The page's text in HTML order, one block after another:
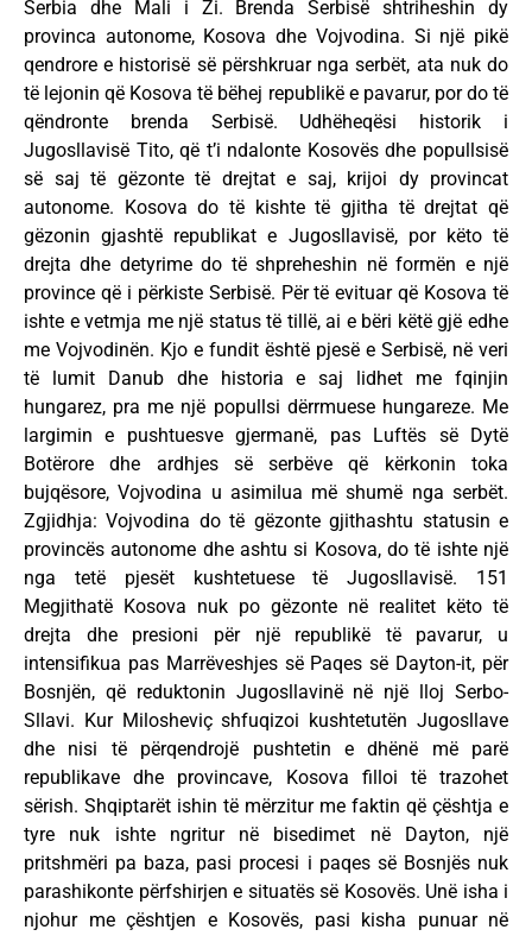
Serbia dhe Mali i Zi. Brenda Serbisë shtriheshin dy
provinca autonome, Kosova dhe Vojvodina. Si një pikë
qendrore e historisë së përshkruar nga serbët, ata nuk do
të lejonin që Kosova të bëhej republikë e pavarur, por do të
qëndronte brenda Serbisë. Udhëheqësi historik i
Jugosllavisë Tito, që t’i ndalonte Kosovës dhe popullsisë
së saj të gëzonte të drejtat e saj, krijoi dy provincat
autonome. Kosova do të kishte të gjitha të drejtat që
gëzonin gjashtë republikat e Jugosllavisë, por këto të
drejta dhe detyrime do të shpreheshin në formën e një
province që i përkiste Serbisë. Për të evituar që Kosova të
ishte e vetmja me një status të tillë, ai e bëri këtë gjë edhe
me Vojvodinën. Kjo e fundit është pjesë e Serbisë, në veri
të lumit Danub dhe historia e saj lidhet me fqinjin
hungarez, pra me një popullsi dërrmuese hungareze. Me
largimin e pushtuesve gjermanë, pas Luftës së Dytë
Botërore dhe ardhjes së serbëve që kërkonin toka
bujqësore, Vojvodina u asimilua më shumë nga serbët.
Zgjidhja: Vojvodina do të gëzonte gjithashtu statusin e
provincës autonome dhe ashtu si Kosova, do të ishte një
nga tetë pjesët kushtetuese të Jugosllavisë. 151
Megjithatë Kosova nuk po gëzonte në realitet këto të
drejta dhe presioni për një republikë të pavarur, u
intensifikua pas Marrëveshjes së Paqes së Dayton-it, për
Bosnjën, që reduktonin Jugosllavinë në një lloj Serbo-
Sllavi. Kur Milosheviç shfuqizoi kushtetutën Jugosllave
dhe nisi të përqendrojë pushtetin e dhënë më parë
republikave dhe provincave, Kosova filloi të trazohet
sërish. Shqiptarët ishin të mërzitur me faktin që çështja e
tyre nuk ishte ngritur në bisedimet në Dayton, një
pritshmëri pa baza, pasi procesi i paqes së Bosnjës nuk
parashikonte përfshirjen e situatës së Kosovës. Unë isha i
njohur me çështjen e Kosovës, pasi kisha punuar në